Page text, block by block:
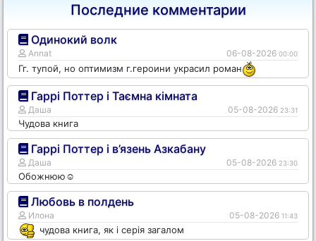
Последние комментарии
Одинокий волк
Annat 06-08-2026 00:00
Гг. тупой, но оптимизм г.героини украсил роман
Гаррі Поттер і Таємна кімната
Даша 05-08-2026 23:31
Чудова книга
Гаррі Поттер і в’язень Азкабану
Даша 05-08-2026 23:30
Обожнюю☺️
Любовь в полдень
Илона 05-08-2026 11:43
чудова книга, як і серія загалом